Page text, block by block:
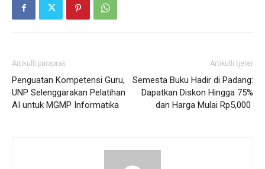
Artikulli paraprak
Penguatan Kompetensi Guru,
UNP Selenggarakan Pelatihan
AI untuk MGMP Informatika
Artikulli tjetër
Semesta Buku Hadir di Padang:
Dapatkan Diskon Hingga 75%
dan Harga Mulai Rp5,000